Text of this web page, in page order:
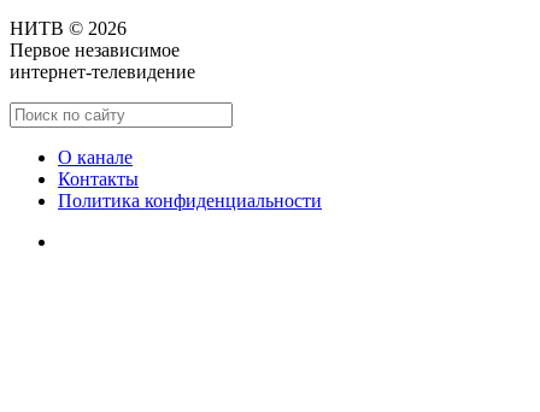
НИТВ © 2026
Первое независимое
интернет-телевидение
О канале
Контакты
Политика конфиденциальности